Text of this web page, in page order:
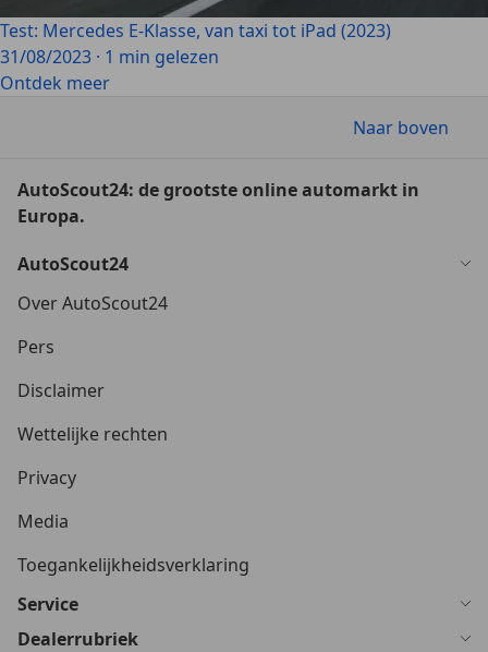
Test: Mercedes E-Klasse, van taxi tot iPad (2023)
31/08/2023 · 1 min gelezen
Ontdek meer
Naar boven
AutoScout24: de grootste online automarkt in
Europa.
AutoScout24
Over AutoScout24
Pers
Disclaimer
Wettelijke rechten
Privacy
Media
Toegankelijkheidsverklaring
Service
Dealerrubriek